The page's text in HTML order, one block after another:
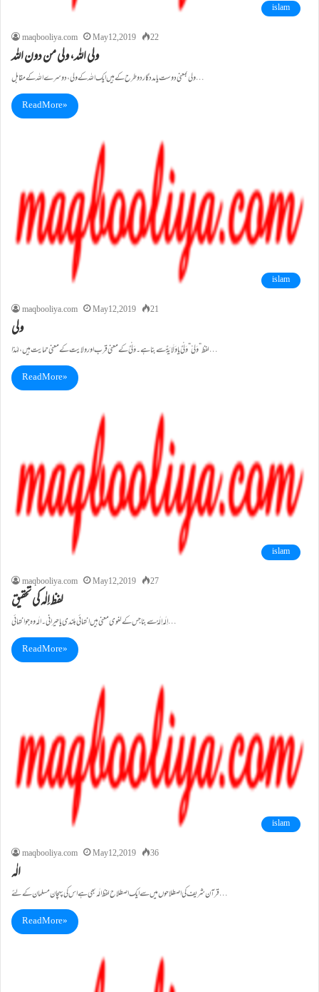
islam
maqbooliya.com
May 12, 2019 22
ولی اللہ، ولی من دون اللہ
ولی بمعنی دو ست یامدد گار دو طرح کے ہیں ایک اللہ کے ولی ،دوسرے اللہ کے مقابل…
Read More »
islam
maqbooliya.com
May 12, 2019 21
ولی
لفظ” وَلِیْ” وَلْیٌ یا وَلَایَۃٌ سے بنا ہے ۔ وَلْیٌ کے معنی قرب اور ولایت کے معنی حمایت ہیں، لہٰذا…
Read More »
islam
maqbooliya.com
May 12, 2019 27
لفظ اِلٰہ کی تحقیق
اِلٰہ اِلٰہٌ سے بنا جس کے لغوی معنی ہیں انتہائی بلندی یا حیرانی ۔ الٰہ وہ جو انتہائی…
Read More »
islam
maqbooliya.com
May 12, 2019 36
الٰہ
قرآن شریف کی اصطلاحوں میں سے ایک اصطلاح لفظ الٰہ بھی ہے اس کی پہچان مسلمان کے لئے…
Read More »